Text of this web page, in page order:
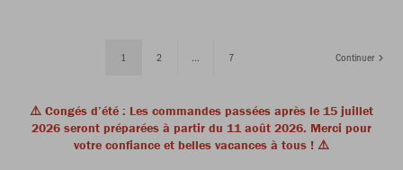
1 2 ... 7 Continuer
⚠️ Congés d’été : Les commandes passées après le 15 juillet
2026 seront préparées à partir du 11 août 2026. Merci pour
votre confiance et belles vacances à tous ! ⚠️